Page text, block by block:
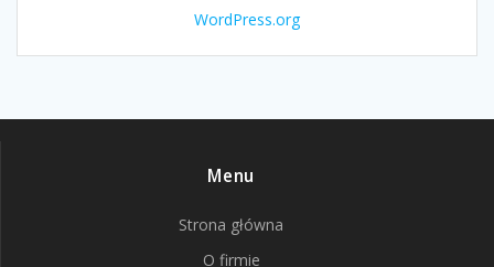
WordPress.org
Menu
Strona główna
O firmie